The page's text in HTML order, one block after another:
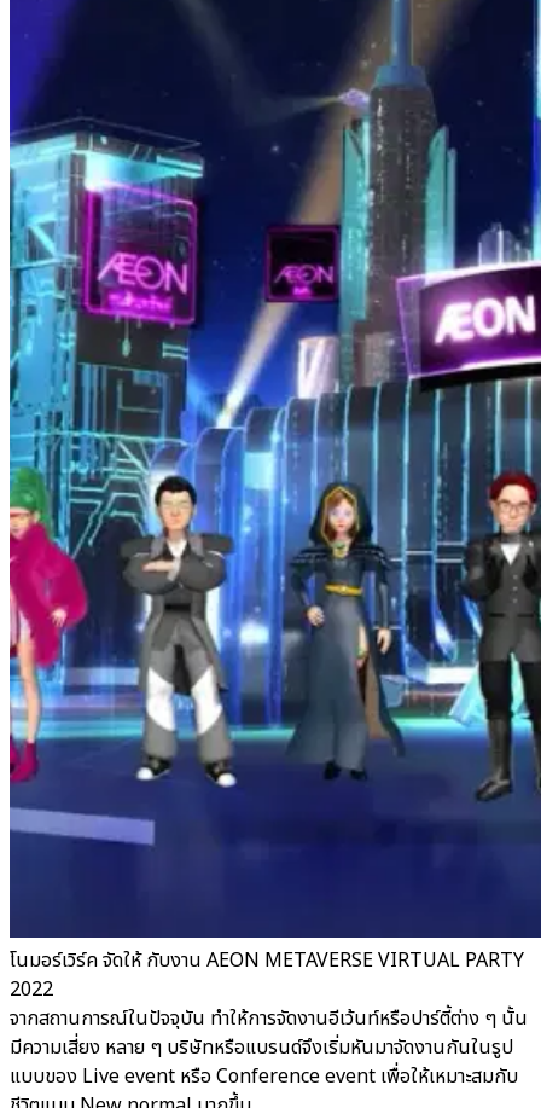
โนมอร์เวิร์ค จัดให้ กับงาน AEON METAVERSE VIRTUAL PARTY
2022
จากสถานการณ์ในปัจจุบัน ทำให้การจัดงานอีเว้นท์หรือปาร์ตี้ต่าง ๆ นั้น
มีความเสี่ยง หลาย ๆ บริษัทหรือแบรนด์จึงเริ่มหันมาจัดงานกันในรูป
แบบของ Live event หรือ Conference event เพื่อให้เหมาะสมกับ